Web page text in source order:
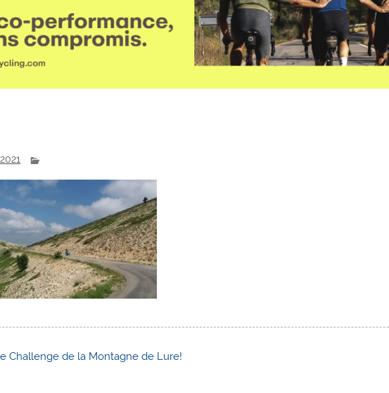
Challenge de la Montagne de Lure!